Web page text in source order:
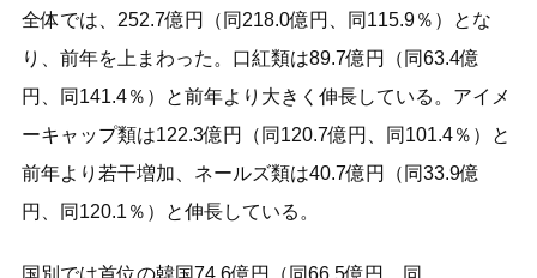
全体では、252.7億円（同218.0億円、同115.9％）とな
り、前年を上まわった。口紅類は89.7億円（同63.4億
円、同141.4％）と前年より大きく伸長している。アイメ
ーキャップ類は122.3億円（同120.7億円、同101.4％）と
前年より若干増加、ネールズ類は40.7億円（同33.9億
円、同120.1％）と伸長している。
国別では首位の韓国74.6億円（同66.5億円、同